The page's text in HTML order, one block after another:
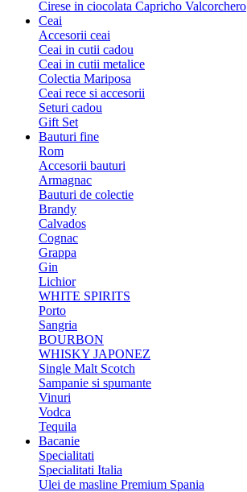
Cirese in ciocolata Capricho Valcorchero
Ceai
Accesorii ceai
Ceai in cutii cadou
Ceai in cutii metalice
Colectia Mariposa
Ceai rece si accesorii
Seturi cadou
Gift Set
Bauturi fine
Rom
Accesorii bauturi
Armagnac
Bauturi de colectie
Brandy
Calvados
Cognac
Grappa
Gin
Lichior
WHITE SPIRITS
Porto
Sangria
BOURBON
WHISKY JAPONEZ
Single Malt Scotch
Sampanie si spumante
Vinuri
Vodca
Tequila
Bacanie
Specialitati
Specialitati Italia
Ulei de masline Premium Spania